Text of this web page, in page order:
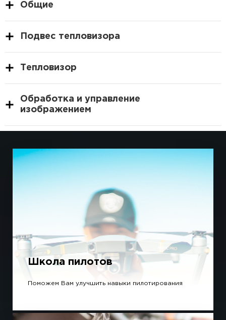
Общие
Подвес тепловизора
Тепловизор
Обработка и управление
изображением
Школа пилотов
Поможем Вам улучшить навыки пилотирования